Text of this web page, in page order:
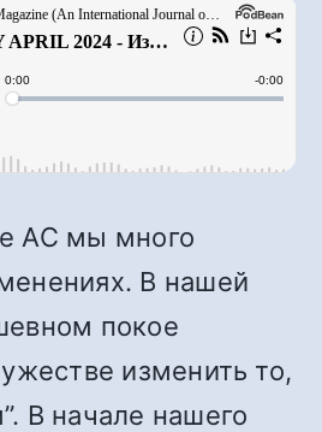
АС мы много
В нашей
покое
изменить то,
В начале нашего